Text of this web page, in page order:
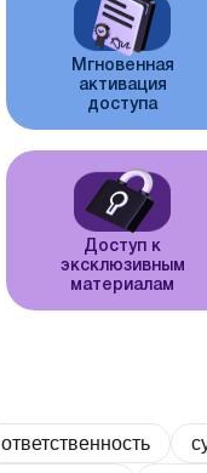
Мгновенная
активация
доступа
Доступ к
эксклюзивным
материалам
ответственность